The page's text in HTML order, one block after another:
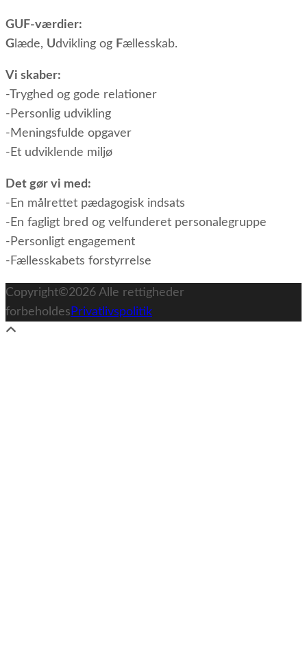
GUF-værdier:
G læde, Udvikling og Fællesskab.
Vi skaber:
-Tryghed og gode relationer
-Personlig udvikling
-Meningsfulde opgaver
-Et udviklende miljø
Det gør vi med:
-En målrettet pædagogisk indsats
-En fagligt bred og velfunderet personalegruppe
-Personligt engagement
-Fællesskabets forstyrrelse
Copyright©2026 Alle rettigheder
forbeholdes Privatlivspolitik